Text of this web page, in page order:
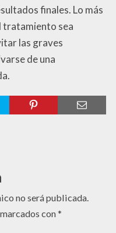
finales. Lo más
tratamiento sea
las graves
de una
no será publicada.
con*